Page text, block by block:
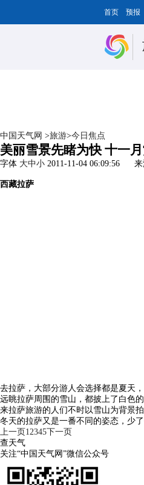
首页 预报
中国天气网 >旅游>今日焦点
美丽雪景先睹为快 十一
字体 大中小 2011-11-04 06:09:56 来
西藏拉萨
去拉萨，大部分游人会选择都是夏天
远眺拉萨周围的雪山，都披上了白色
来拉萨旅游的人们不时以雪山为背景
冬天的拉萨又是一番不同的姿态，少
上一页12345下一页
查天气
关注“中国天气网”微信公众号